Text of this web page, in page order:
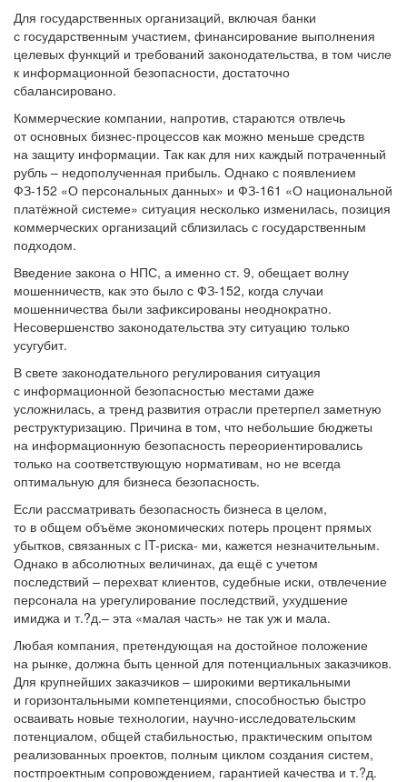
Для государственных организаций, включая банки
с государственным участием, финансирование выполнения
целевых функций и требований законодательства, в том числе
к информационной безопасности, достаточно
сбалансировано.
Коммерческие компании, напротив, стараются отвлечь
от основных бизнес-процессов как можно меньше средств
на защиту информации. Так как для них каждый потраченный
рубль – недополученная прибыль. Однако с появлением
ФЗ-152 «О персональных данных» и ФЗ-161 «О национальной
платёжной системе» ситуация несколько изменилась, позиция
коммерческих организаций сблизилась с государственным
подходом.
Введение закона о НПС, а именно ст. 9, обещает волну
мошенничеств, как это было с ФЗ-152, когда случаи
мошенничества были зафиксированы неоднократно.
Несовершенство законодательства эту ситуацию только
усугубит.
В свете законодательного регулирования ситуация
с информационной безопасностью местами даже
усложнилась, а тренд развития отрасли претерпел заметную
реструктуризацию. Причина в том, что небольшие бюджеты
на информационную безопасность переориентировались
только на соответствующую нормативам, но не всегда
оптимальную для бизнеса безопасность.
Если рассматривать безопасность бизнеса в целом,
то в общем объёме экономических потерь процент прямых
убытков, связанных с IT-риска- ми, кажется незначительным.
Однако в абсолютных величинах, да ещё с учетом
последствий – перехват клиентов, судебные иски, отвлечение
персонала на урегулирование последствий, ухудшение
имиджа и т.?д.– эта «малая часть» не так уж и мала.
Любая компания, претендующая на достойное положение
на рынке, должна быть ценной для потенциальных заказчиков.
Для крупнейших заказчиков – широкими вертикальными
и горизонтальными компетенциями, способностью быстро
осваивать новые технологии, научно-исследовательским
потенциалом, общей стабильностью, практическим опытом
реализованных проектов, полным циклом создания систем,
постпроектным сопровождением, гарантией качества и т.?д.